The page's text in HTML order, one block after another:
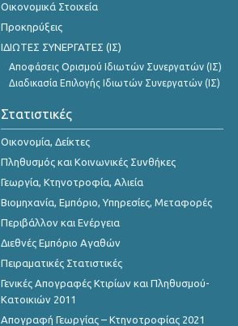
Οκτωβρίου 2023
Σεπτεμβρίου 2023
Αυγούστου 2023
Ιουλίου 2023
Ιουνίου 2023
Μαΐου 2023
Απριλίου 2023
Μαρτίου 2023
Ιανουαρίου 2023
Δεκεμβρίου 2022
Οικονομικά Στοιχεία
Προκηρύξεις
ΙΔΙΩΤΕΣ ΣΥΝΕΡΓΑΤΕΣ (ΙΣ)
Αποφάσεις Ορισμού Ιδιωτών Συνεργατών (ΙΣ)
Διαδικασία Επιλογής Ιδιωτών Συνεργατών (ΙΣ)
Στατιστικές
Οικονομία, Δείκτες
Πληθυσμός και Κοινωνικές Συνθήκες
Γεωργία, Κτηνοτροφία, Αλιεία
Βιομηχανία, Εμπόριο, Υπηρεσίες, Μεταφορές
Περιβάλλον και Ενέργεια
Διεθνές Εμπόριο Αγαθών
Πειραματικές Στατιστικές
Γενικές Απογραφές Κτιρίων και Πληθυσμού-
Κατοικιών 2011
Απογραφή Γεωργίας – Κτηνοτροφίας 2021